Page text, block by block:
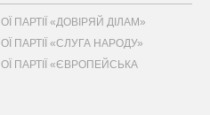
ПАРТІЇ «ДОВІРЯЙ ДІЛАМ»
ПАРТІЇ «СЛУГА НАРОДУ»
ПАРТІЇ «ЄВРОПЕЙСЬКА